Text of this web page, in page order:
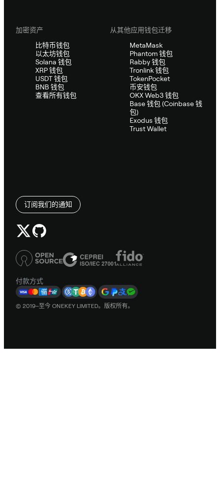
加密资产
比特币钱包
以太坊钱包
Solana 钱包
XRP 钱包
USDT 钱包
BNB 钱包
查看所有钱包
从其他应用钱包迁移
MetaMask
Phantom 钱包
Rabby 钱包
Tronlink 钱包
TokenPocket
币安钱包
OKX Web3 钱包
Base 钱包 (Coinbase 钱
包)
Exodus 钱包
Trust Wallet
订阅我们的通知
付款方式
© 2019–至今 ONEKEY LIMITED。版权所有。